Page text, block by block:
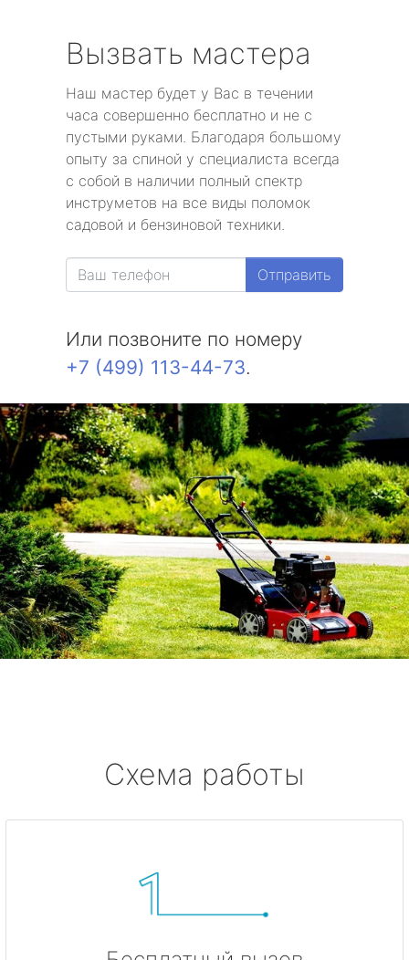
Вызвать мастера
Наш мастер будет у Вас в течении
часа совершенно бесплатно и не с
пустыми руками. Благодаря большому
опыту за спиной у специалиста всегда
с собой в наличии полный спектр
инструметов на все виды поломок
садовой и бензиновой техники.
Отправить
Или позвоните по номеру
+7 (499) 113-44-73.
Схема работы